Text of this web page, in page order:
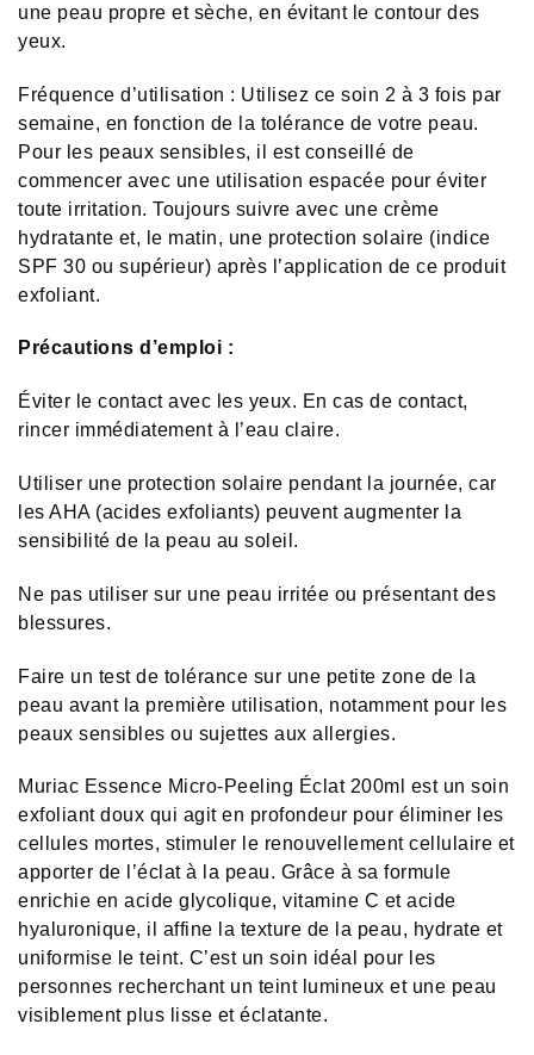
une peau propre et sèche, en évitant le contour des
yeux.
Fréquence d’utilisation : Utilisez ce soin 2 à 3 fois par
semaine, en fonction de la tolérance de votre peau.
Pour les peaux sensibles, il est conseillé de
commencer avec une utilisation espacée pour éviter
toute irritation. Toujours suivre avec une crème
hydratante et, le matin, une protection solaire (indice
SPF 30 ou supérieur) après l’application de ce produit
exfoliant.
Précautions d’emploi :
Éviter le contact avec les yeux. En cas de contact,
rincer immédiatement à l’eau claire.
Utiliser une protection solaire pendant la journée, car
les AHA (acides exfoliants) peuvent augmenter la
sensibilité de la peau au soleil.
Ne pas utiliser sur une peau irritée ou présentant des
blessures.
Faire un test de tolérance sur une petite zone de la
peau avant la première utilisation, notamment pour les
peaux sensibles ou sujettes aux allergies.
Muriac Essence Micro-Peeling Éclat 200ml est un soin
exfoliant doux qui agit en profondeur pour éliminer les
cellules mortes, stimuler le renouvellement cellulaire et
apporter de l’éclat à la peau. Grâce à sa formule
enrichie en acide glycolique, vitamine C et acide
hyaluronique, il affine la texture de la peau, hydrate et
uniformise le teint. C’est un soin idéal pour les
personnes recherchant un teint lumineux et une peau
visiblement plus lisse et éclatante.